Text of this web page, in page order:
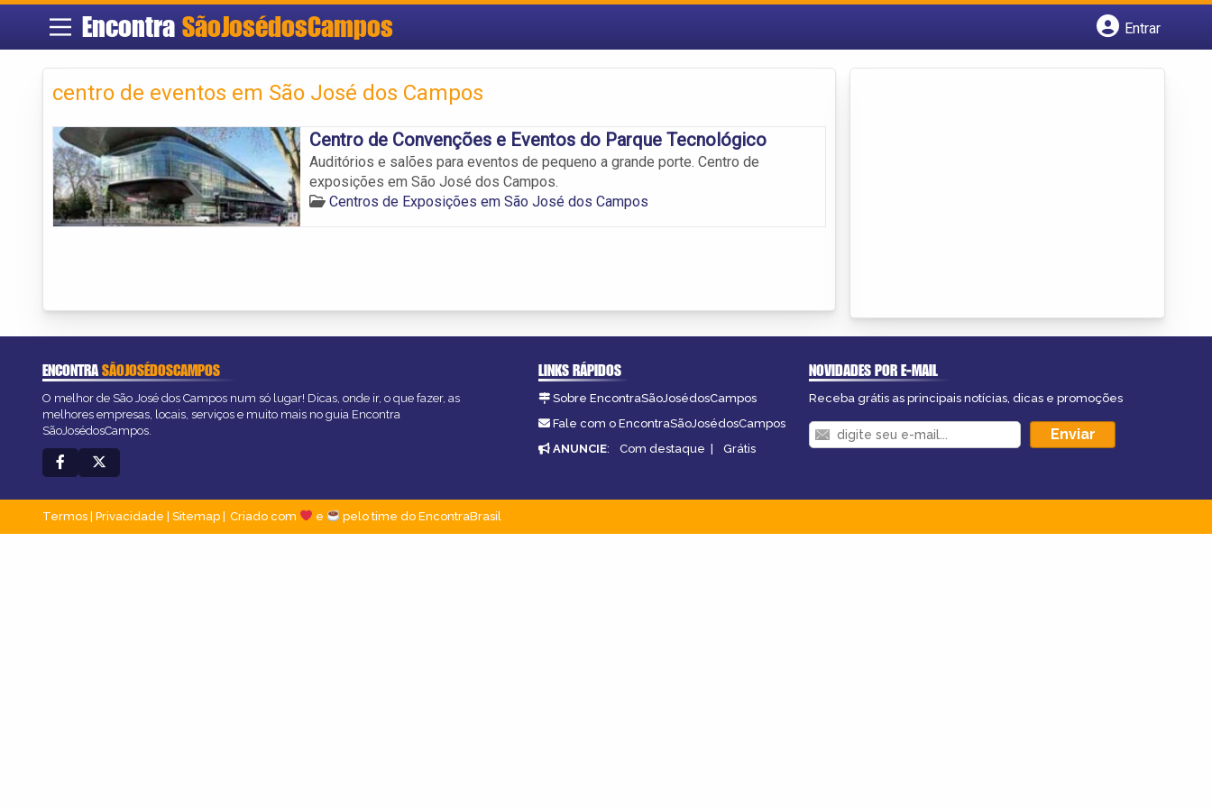
Encontra SãoJosédosCampos
Entrar
centro de eventos em São José dos Campos
Centro de Convenções e Eventos do Parque Tecnológico
Auditórios e salões para eventos de pequeno a grande porte. Centro de
exposições em São José dos Campos.
Centros de Exposições em São José dos Campos
ENCONTRASÃOJOSÉDOSCAMPOS
O melhor de São José dos Campos num só lugar! Dicas, onde ir, o que fazer, as
melhores empresas, locais, serviços e muito mais no guia Encontra
SãoJosédosCampos.
LINKS RÁPIDOS
Sobre EncontraSãoJosédosCampos
Fale com o EncontraSãoJosédosCampos
ANUNCIE: Com destaque | Grátis
NOVIDADES POR E-MAIL
Receba grátis as principais notícias, dicas e promoções
Termos | Privacidade | Sitemap Criado com e pelo time do EncontraBrasil